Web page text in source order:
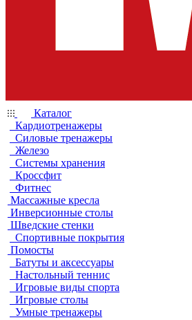
Каталог
Кардиотренажеры
Силовые тренажеры
Железо
Системы хранения
Кроссфит
Фитнес
Массажные кресла
Инверсионные столы
Шведские стенки
Спортивные покрытия
Помосты
Батуты и аксессуары
Настольный теннис
Игровые виды спорта
Игровые столы
Умные тренажеры